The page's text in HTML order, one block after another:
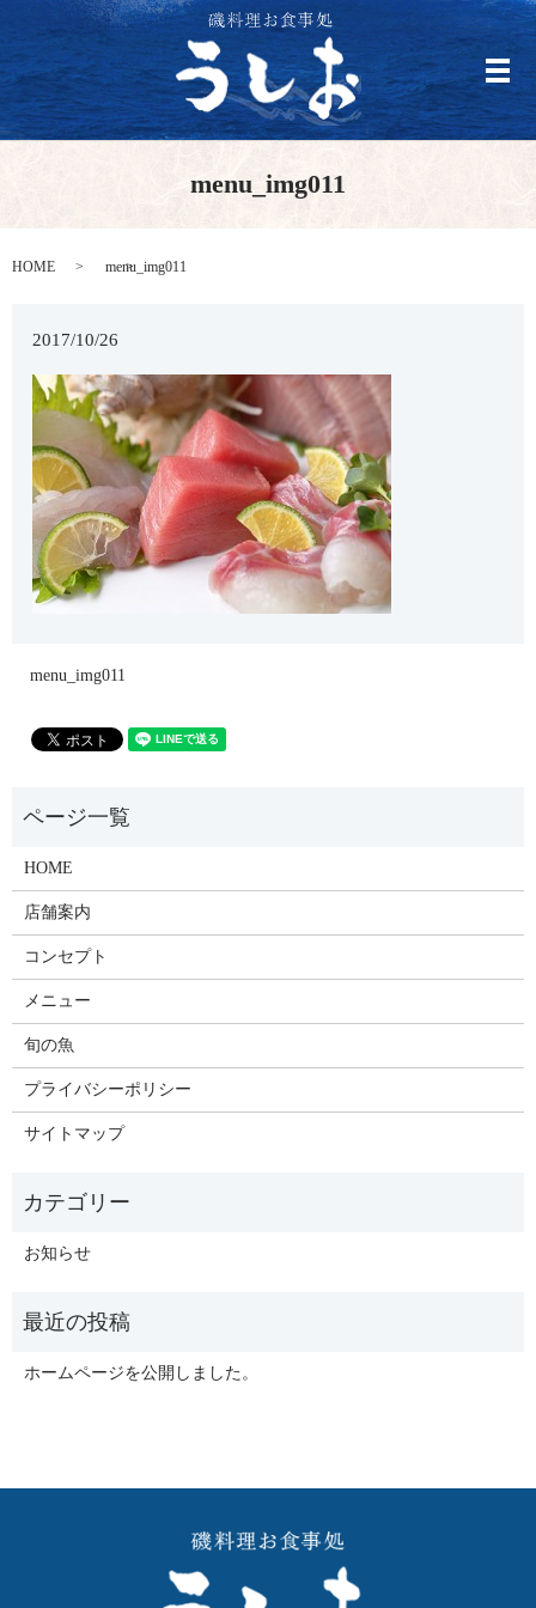
メ
menu_img011
HOME menu_img011
2017/10/26
menu_img011
HOME
店舗案内
コンセプト
メニュー
旬の魚
プライバシーポリシー
サイトマップ
お知らせ
ホームページを公開しました。